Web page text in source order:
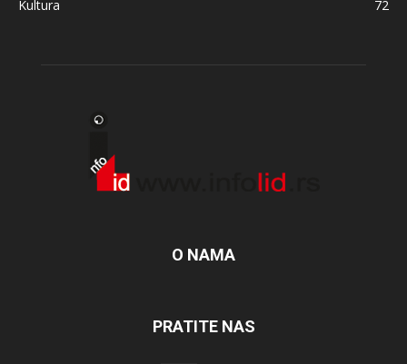
Kultura
72
O NAMA
PRATITE NAS